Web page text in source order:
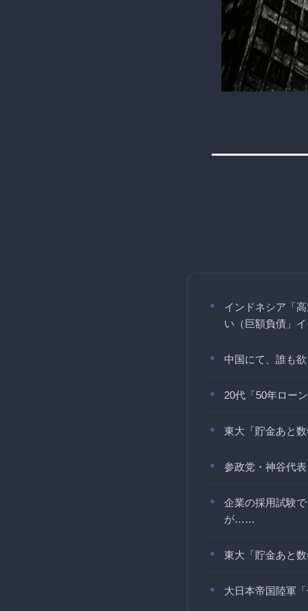
インドネシア「
い（巨額負債」
中国にて、誰も
20代「50年ロー
東大「貯金あと
参政党・神谷代
企業の採用試験
が……
東大「貯金あと
大日本帝国陸軍